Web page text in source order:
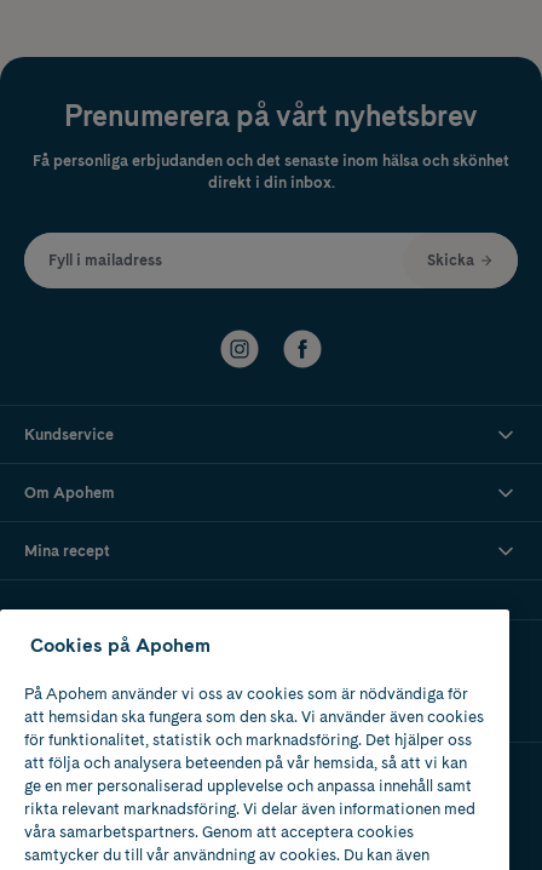
Prenumerera på vårt nyhetsbrev
Få personliga erbjudanden och det senaste inom hälsa och skönhet
direkt i din inbox.
Fyll i mailadress Skicka
Kundservice
Om Apohem
Mina recept
Ladda ner vår app
Apotek med tillstånd
av Läkemedelsverket
Cookies på Apohem
På Apohem använder vi oss av cookies som är nödvändiga för
att hemsidan ska fungera som den ska. Vi använder även cookies
för funktionalitet, statistik och marknadsföring. Det hjälper oss
att följa och analysera beteenden på vår hemsida, så att vi kan
ge en mer personaliserad upplevelse och anpassa innehåll samt
rikta relevant marknadsföring. Vi delar även informationen med
våra samarbetspartners. Genom att acceptera cookies
samtycker du till vår användning av cookies. Du kan även